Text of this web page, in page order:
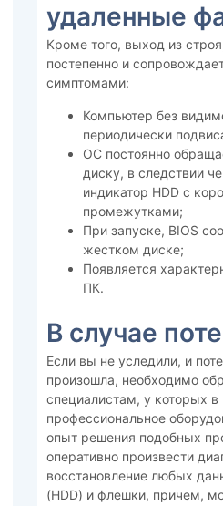
удаленные
Кроме того, выход из
постепенно и
симптомами:
Компьютер без
периодически
ОС постоянно
диску, в следствии
индикатор HDD с
промежутками;
При запуске, BIOS
жестком диске;
Появляется
ПК.
В случае
Если вы не уследили, и
произошла, необходимо
специалистам, у которых в
профессиональное
опыт решения подобных
оперативно произвести
восстановление любых
(HDD) и флешки, причем,